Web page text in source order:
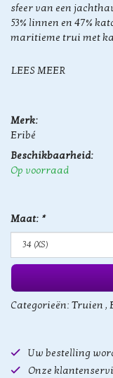
sfeer van een
53% linnen en 47%
maritieme trui met
LEES MEER
Merk:
Eribé
Beschikbaarheid:
Op voorraad
Maat: *
Categorieën: Truien ,
Uw bestelling
Onze